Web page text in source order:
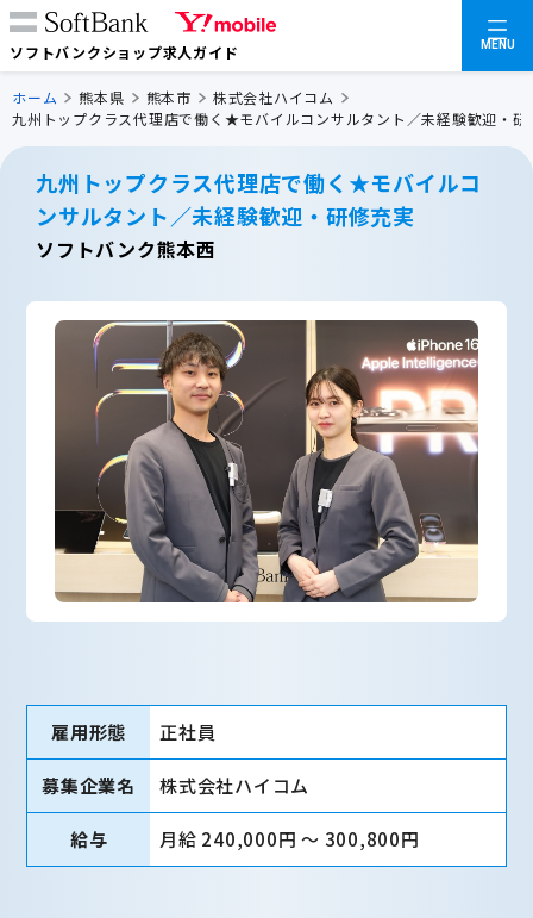
ソフトバンクショップ求人ガイド MENU
ホーム 熊本県 熊本市
株式会社ハイコム
九州トップクラス代理店で働く★モバイルコンサルタント／未経験歓迎・研
九州トップクラス代理店で働く★モバイルコ
ンサルタント／未経験歓迎・研修充実
ソフトバンク熊本西
雇用形態 正社員
募集企業名 株式会社ハイコム
給与 月給 240,000円 〜 300,800円